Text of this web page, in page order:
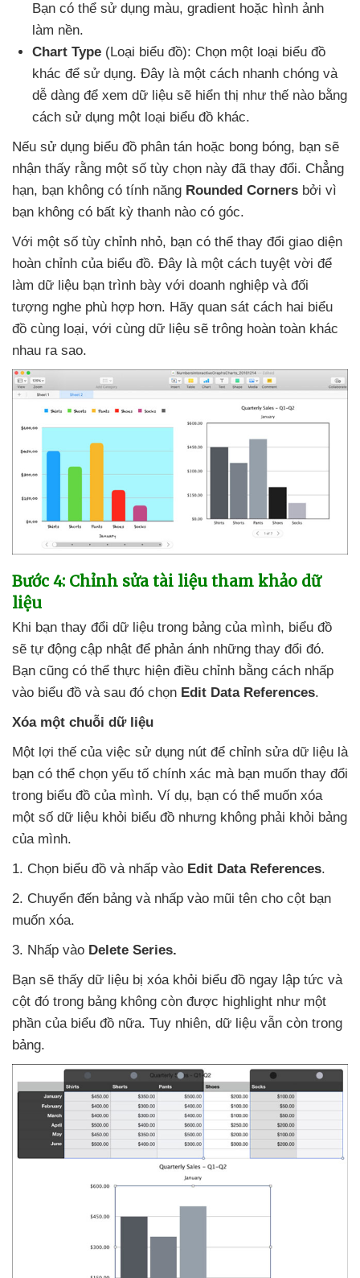
Bạn có thể sử dụng màu, gradient hoặc hình ảnh
làm nền.
Chart Type (Loại biểu đồ): Chọn một loại biểu đồ
khác để sử dụng. Đây là một cách nhanh chóng và
dễ dàng để xem dữ liệu sẽ hiển thị như thế nào bằng
cách sử dụng một loại biểu đồ khác.
Nếu sử dụng biểu đồ phân tán hoặc bong bóng, bạn sẽ
nhận thấy rằng một số tùy chọn này đã thay đổi. Chẳng
hạn, bạn không có tính năng Rounded Corners bởi vì
bạn không có bất kỳ thanh nào có góc.
Với một số tùy chỉnh nhỏ, bạn có thể thay đổi giao diện
hoàn chỉnh của biểu đồ. Đây là một cách tuyệt vời để
làm dữ liệu bạn trình bày với doanh nghiệp và đối
tượng nghe phù hợp hơn. Hãy quan sát cách hai biểu
đồ cùng loại, với cùng dữ liệu sẽ trông hoàn toàn khác
nhau ra sao.
Bước 4: Chỉnh sửa tài liệu tham khảo dữ
liệu
Khi bạn thay đổi dữ liệu trong bảng của mình, biểu đồ
sẽ tự động cập nhật để phản ánh những thay đổi đó.
Bạn cũng có thể thực hiện điều chỉnh bằng cách nhấp
vào biểu đồ và sau đó chọn Edit Data References.
Xóa một chuỗi dữ liệu
Một lợi thế của việc sử dụng nút để chỉnh sửa dữ liệu là
bạn có thể chọn yếu tố chính xác mà bạn muốn thay đổi
trong biểu đồ của mình. Ví dụ, bạn có thể muốn xóa
một số dữ liệu khỏi biểu đồ nhưng không phải khỏi bảng
của mình.
1. Chọn biểu đồ và nhấp vào Edit Data References.
2. Chuyển đến bảng và nhấp vào mũi tên cho cột bạn
muốn xóa.
3. Nhấp vào Delete Series.
Bạn sẽ thấy dữ liệu bị xóa khỏi biểu đồ ngay lập tức và
cột đó trong bảng không còn được highlight như một
phần của biểu đồ nữa. Tuy nhiên, dữ liệu vẫn còn trong
bảng.